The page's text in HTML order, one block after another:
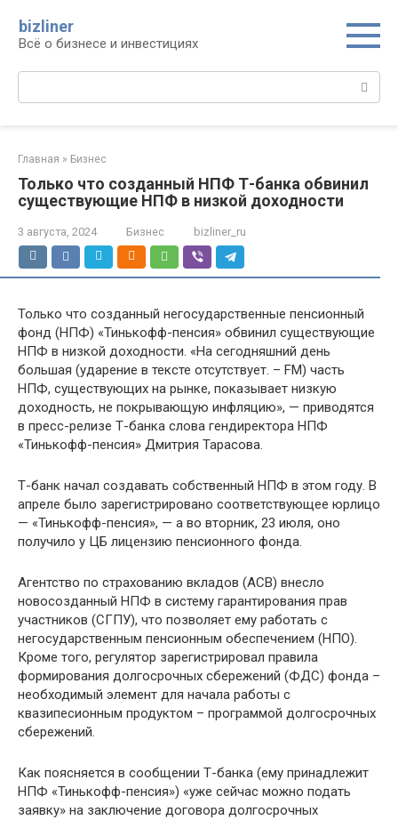
контенту
bizliner
Всё о бизнесе и инвестициях
Поиск:
Главная » Бизнес
Только что созданный НПФ Т-банка обвинил
существующие НПФ в низкой доходности
3 августа, 2024 Бизнес bizliner_ru
Только что созданный негосударственные пенсионный
фонд (НПФ) «Тинькофф-пенсия» обвинил существующие
НПФ в низкой доходности. «На сегодняшний день
большая (ударение в тексте отсутствует. – FM) часть
НПФ, существующих на рынке, показывает низкую
доходность, не покрывающую инфляцию», — приводятся
в пресс-релизе Т-банка слова гендиректора НПФ
«Тинькофф-пенсия» Дмитрия Тарасова.
Т-банк начал создавать собственный НПФ в этом году. В
апреле было зарегистрировано соответствующее юрлицо
— «Тинькофф-пенсия», — а во вторник, 23 июля, оно
получило у ЦБ лицензию пенсионного фонда.
Агентство по страхованию вкладов (АСВ) внесло
новосозданный НПФ в систему гарантирования прав
участников (СГПУ), что позволяет ему работать с
негосударственным пенсионным обеспечением (НПО).
Кроме того, регулятор зарегистрировал правила
формирования долгосрочных сбережений (ФДС) фонда –
необходимый элемент для начала работы с
квазипесионным продуктом – программой долгосрочных
сбережений.
Как поясняется в сообщении Т-банка (ему принадлежит
НПФ «Тинькофф-пенсия») «уже сейчас можно подать
заявку» на заключение договора долгосрочных